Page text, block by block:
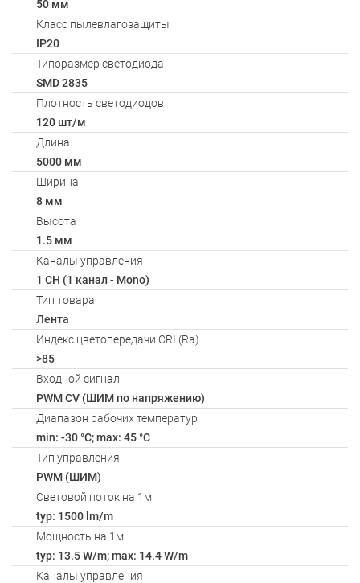
50 мм
Класс пылевлагозащиты
IP20
Типоразмер светодиода
SMD 2835
Плотность светодиодов
120 шт/м
Длина
5000 мм
Ширина
8 мм
Высота
1.5 мм
Каналы управления
1 CH (1 канал - Mono)
Тип товара
Лента
Индекс цветопередачи CRI (Ra)
>85
Входной сигнал
PWM СV (ШИМ по напряжению)
Диапазон рабочих температур
min: -30 °C; max: 45 °C
Тип управления
PWM (ШИМ)
Световой поток на 1м
typ: 1500 lm/m
Мощность на 1м
typ: 13.5 W/m; max: 14.4 W/m
Каналы управления